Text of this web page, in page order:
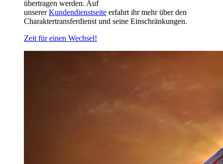
übertragen werden. Auf
unsererKundendienstseite erfahrt ihr mehr über den
Charaktertransferdienst und seine Einschränkungen.
Zeit für einen Wechsel!